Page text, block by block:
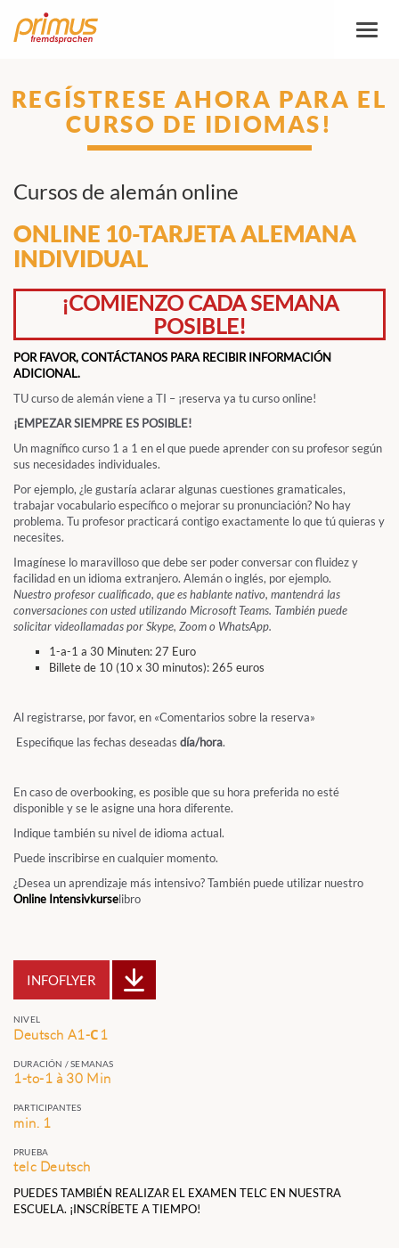
REGÍSTRESE AHORA PARA EL
CURSO DE IDIOMAS!
Cursos de alemán online
ONLINE 10-TARJETA ALEMANA
INDIVIDUAL
¡COMIENZO CADA SEMANA
POSIBLE!
POR FAVOR, CONTÁCTANOS PARA RECIBIR INFORMACIÓN
ADICIONAL.
TU curso de alemán viene a TI – ¡reserva ya tu curso online!
¡EMPEZAR SIEMPRE ES POSIBLE!
Un magnífico curso 1 a 1 en el que puede aprender con su profesor según
sus necesidades individuales.
Por ejemplo, ¿le gustaría aclarar algunas cuestiones gramaticales,
trabajar vocabulario específico o mejorar su pronunciación? No hay
problema. Tu profesor practicará contigo exactamente lo que tú quieras y
necesites.
Imagínese lo maravilloso que debe ser poder conversar con fluidez y
facilidad en un idioma extranjero. Alemán o inglés, por ejemplo.
Nuestro profesor cualificado, que es hablante nativo, mantendrá las
conversaciones con usted utilizando Microsoft Teams. También puede
solicitar videollamadas por Skype, Zoom o WhatsApp.
1-a-1 a 30 Minuten: 27 Euro
Billete de 10 (10 x 30 minutos): 265 euros
Al registrarse, por favor, en «Comentarios sobre la reserva»
Especifique las fechas deseadas día/hora.
En caso de overbooking, es posible que su hora preferida no esté
disponible y se le asigne una hora diferente.
Indique también su nivel de idioma actual.
Puede inscribirse en cualquier momento.
¿Desea un aprendizaje más intensivo? También puede utilizar nuestro
Online Intensivkurselibro
INFOFLYER
NIVEL
Deutsch A1-С1
DURACIÓN / SEMANAS
1-to-1 à 30 Min
PARTICIPANTES
min. 1
PRUEBA
telc Deutsch
PUEDES TAMBIÉN REALIZAR EL EXAMEN TELC EN NUESTRA
ESCUELA. ¡INSCRÍBETE A TIEMPO!